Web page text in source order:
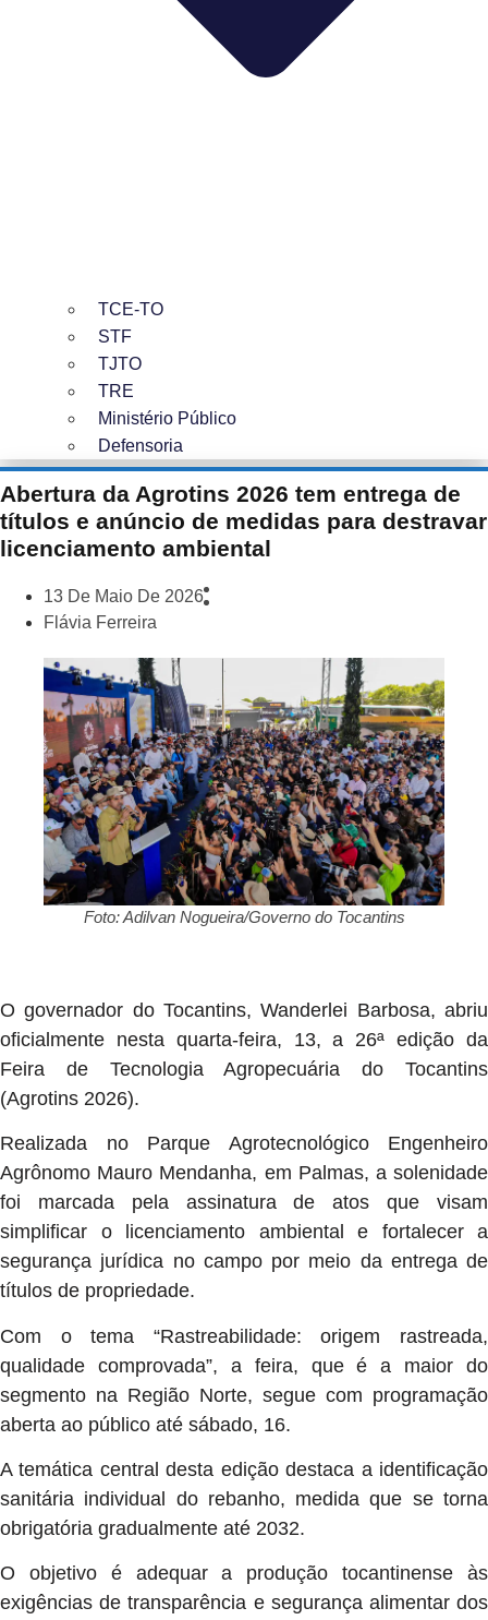
TCE-TO
STF
TJTO
TRE
Ministério Público
Defensoria
Abertura da Agrotins 2026 tem entrega de
títulos e anúncio de medidas para destravar
licenciamento ambiental
13 De Maio De 2026
Flávia Ferreira
Foto: Adilvan Nogueira/Governo do Tocantins
O governador do Tocantins, Wanderlei Barbosa, abriu
oficialmente nesta quarta-feira, 13, a 26ª edição da
Feira de Tecnologia Agropecuária do Tocantins
(Agrotins 2026).
Realizada no Parque Agrotecnológico Engenheiro
Agrônomo Mauro Mendanha, em Palmas, a solenidade
foi marcada pela assinatura de atos que visam
simplificar o licenciamento ambiental e fortalecer a
segurança jurídica no campo por meio da entrega de
títulos de propriedade.
Com o tema “Rastreabilidade: origem rastreada,
qualidade comprovada”, a feira, que é a maior do
segmento na Região Norte, segue com programação
aberta ao público até sábado, 16.
A temática central desta edição destaca a identificação
sanitária individual do rebanho, medida que se torna
obrigatória gradualmente até 2032.
O objetivo é adequar a produção tocantinense às
exigências de transparência e segurança alimentar dos